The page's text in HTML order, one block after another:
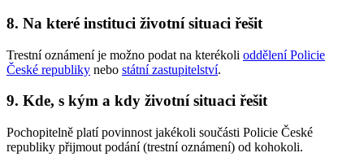
8. Na které instituci životní situaci řešit
Trestní oznámení je možno podat na kterékoli oddělení Policie
České republiky nebo státní zastupitelství.
9. Kde, s kým a kdy životní situaci řešit
Pochopitelně platí povinnost jakékoli součásti Policie České
republiky přijmout podání (trestní oznámení) od kohokoli.